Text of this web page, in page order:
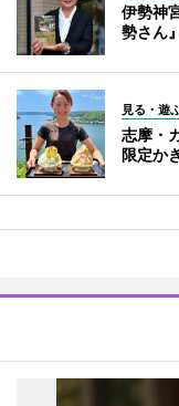
伊勢神
勢さん
見る・遊
志摩・
限定か